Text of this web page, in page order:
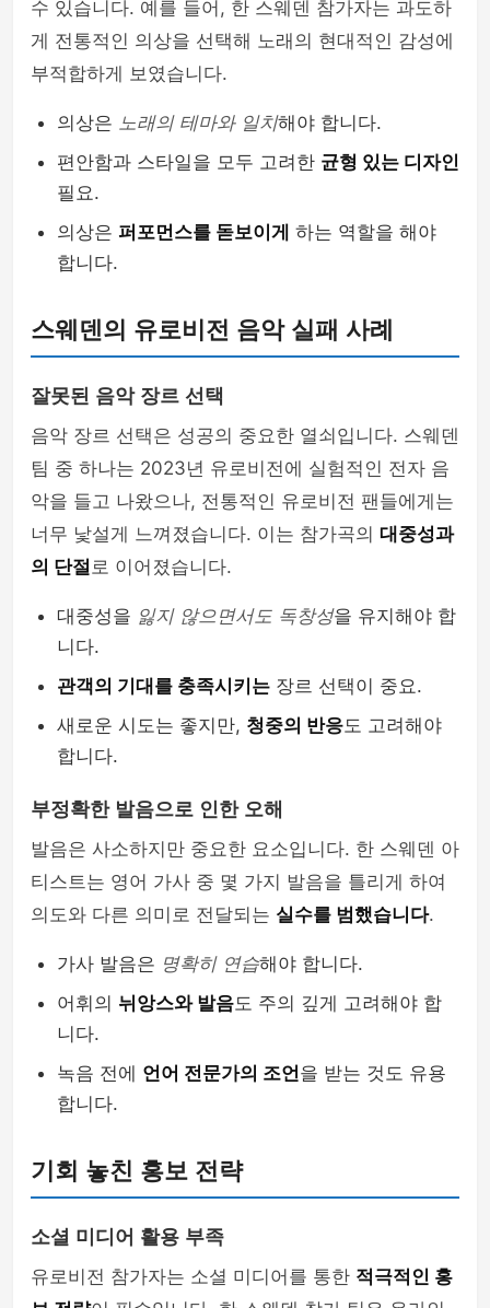
수 있습니다. 예를 들어, 한 스웨덴 참가자는 과도하
게 전통적인 의상을 선택해 노래의 현대적인 감성에
부적합하게 보였습니다.
의상은 노래의 테마와 일치해야 합니다.
편안함과 스타일을 모두 고려한 균형 있는 디자인
필요.
의상은 퍼포먼스를 돋보이게 하는 역할을 해야
합니다.
스웨덴의 유로비전 음악 실패 사례
잘못된 음악 장르 선택
음악 장르 선택은 성공의 중요한 열쇠입니다. 스웨덴
팀 중 하나는 2023년 유로비전에 실험적인 전자 음
악을 들고 나왔으나, 전통적인 유로비전 팬들에게는
너무 낯설게 느껴졌습니다. 이는 참가곡의 대중성과
의 단절로 이어졌습니다.
대중성을 잃지 않으면서도 독창성을 유지해야 합
니다.
관객의 기대를 충족시키는 장르 선택이 중요.
새로운 시도는 좋지만, 청중의 반응도 고려해야
합니다.
부정확한 발음으로 인한 오해
발음은 사소하지만 중요한 요소입니다. 한 스웨덴 아
티스트는 영어 가사 중 몇 가지 발음을 틀리게 하여
의도와 다른 의미로 전달되는 실수를 범했습니다.
가사 발음은 명확히 연습해야 합니다.
어휘의 뉘앙스와 발음도 주의 깊게 고려해야 합
니다.
녹음 전에 언어 전문가의 조언을 받는 것도 유용
합니다.
기회 놓친 홍보 전략
소셜 미디어 활용 부족
유로비전 참가자는 소셜 미디어를 통한 적극적인 홍